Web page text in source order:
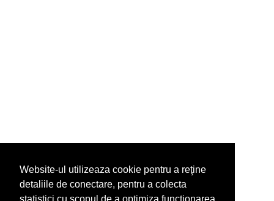
Website-ul utilizeaza cookie pentru a reţine
detaliile de conectare, pentru a colecta